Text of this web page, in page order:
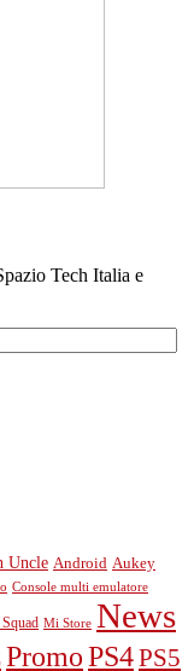
Tech Italia e
Uncle Android Aukey
Console multi emulatore
Mi Store News
PromoPS4PS5